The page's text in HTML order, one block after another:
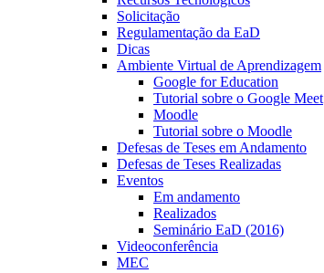
Solicitação
Regulamentação da EaD
Dicas
Ambiente Virtual de Aprendizagem
Google for Education
Tutorial sobre o Google Meet
Moodle
Tutorial sobre o Moodle
Defesas de Teses em Andamento
Defesas de Teses Realizadas
Eventos
Em andamento
Realizados
Seminário EaD (2016)
Videoconferência
MEC